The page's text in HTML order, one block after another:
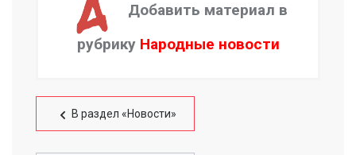
Добавить материал в
рубрику Народные новости
В раздел «Новости»